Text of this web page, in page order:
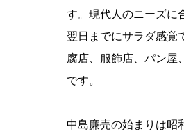
す。現代人のニーズに
翌日までにサラダ感覚
腐店、服飾店、パン屋
です。
中島廉売の始まりは昭